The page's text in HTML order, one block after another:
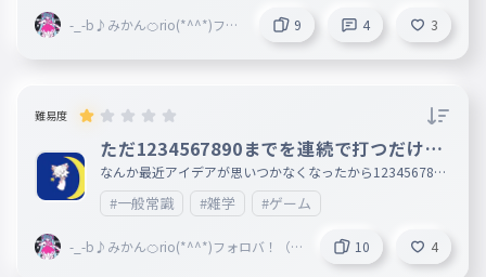
-_-b♪みかん🍊rio(*^^*)フォ
9 4 3
難易度
ただ1234567890までを連続で打つだけ〜
〜
なんか最近アイデアが思いつかなくなったから1234567890
を打つタイピングを作ろうと思います！！
#一般常識 #雑学 #ゲーム
-_-b♪みかん🍊rio(*^^*)フォロバ！（
10 4